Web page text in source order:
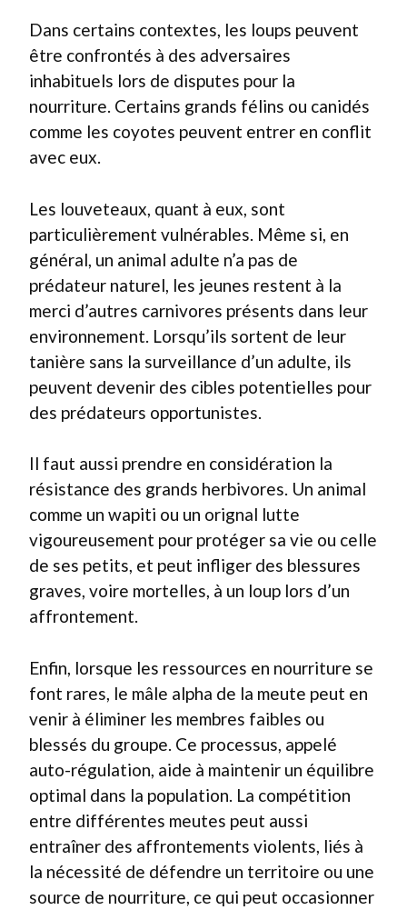
Dans certains contextes, les loups peuvent
être confrontés à des adversaires
inhabituels lors de disputes pour la
nourriture. Certains grands félins ou canidés
comme les coyotes peuvent entrer en conflit
avec eux.
Les louveteaux, quant à eux, sont
particulièrement vulnérables. Même si, en
général, un animal adulte n’a pas de
prédateur naturel, les jeunes restent à la
merci d’autres carnivores présents dans leur
environnement. Lorsqu’ils sortent de leur
tanière sans la surveillance d’un adulte, ils
peuvent devenir des cibles potentielles pour
des prédateurs opportunistes.
Il faut aussi prendre en considération la
résistance des grands herbivores. Un animal
comme un wapiti ou un orignal lutte
vigoureusement pour protéger sa vie ou celle
de ses petits, et peut infliger des blessures
graves, voire mortelles, à un loup lors d’un
affrontement.
Enfin, lorsque les ressources en nourriture se
font rares, le mâle alpha de la meute peut en
venir à éliminer les membres faibles ou
blessés du groupe. Ce processus, appelé
auto-régulation, aide à maintenir un équilibre
optimal dans la population. La compétition
entre différentes meutes peut aussi
entraîner des affrontements violents, liés à
la nécessité de défendre un territoire ou une
source de nourriture, ce qui peut occasionner